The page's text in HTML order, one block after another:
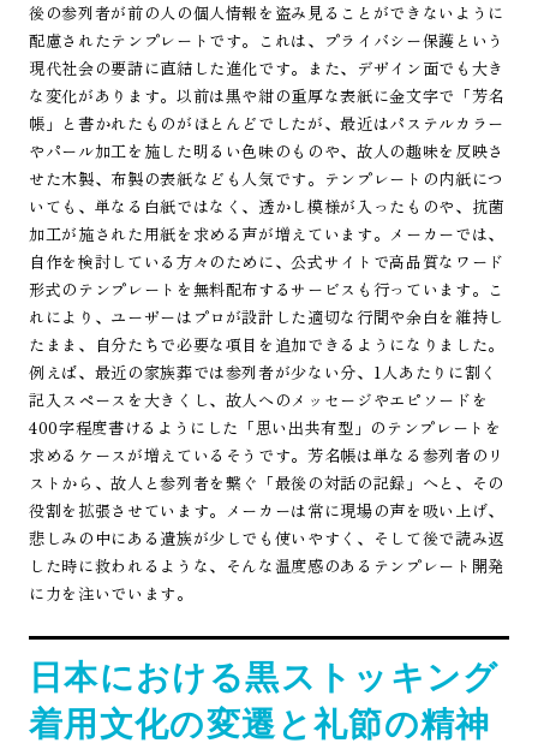
後の参列者が前の人の個人情報を盗み見ることができないように
配慮されたテンプレートです。これは、プライバシー保護という
現代社会の要請に直結した進化です。また、デザイン面でも大き
な変化があります。以前は黒や紺の重厚な表紙に金文字で「芳名
帳」と書かれたものがほとんどでしたが、最近はパステルカラー
やパール加工を施した明るい色味のものや、故人の趣味を反映さ
せた木製、布製の表紙なども人気です。テンプレートの内紙につ
いても、単なる白紙ではなく、透かし模様が入ったものや、抗菌
加工が施された用紙を求める声が増えています。メーカーでは、
自作を検討している方々のために、公式サイトで高品質なワード
形式のテンプレートを無料配布するサービスも行っています。こ
れにより、ユーザーはプロが設計した適切な行間や余白を維持し
たまま、自分たちで必要な項目を追加できるようになりました。
例えば、最近の家族葬では参列者が少ない分、1人あたりに割く
記入スペースを大きくし、故人へのメッセージやエピソードを
400字程度書けるようにした「思い出共有型」のテンプレートを
求めるケースが増えているそうです。芳名帳は単なる参列者のリ
ストから、故人と参列者を繋ぐ「最後の対話の記録」へと、その
役割を拡張させています。メーカーは常に現場の声を吸い上げ、
悲しみの中にある遺族が少しでも使いやすく、そして後で読み返
した時に救われるような、そんな温度感のあるテンプレート開発
に力を注いでいます。
日本における黒ストッキング
着用文化の変遷と礼節の精神